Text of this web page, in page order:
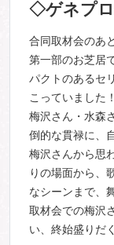
◇ゲネプ
合同取材会のあ
第一部のお芝居
パクトのあるセ
こっていました！
梅沢さん・水森
倒的な貫禄に、
梅沢さんから思
りの場面から、
なシーンまで、
取材会での梅沢
い、終始盛りだ